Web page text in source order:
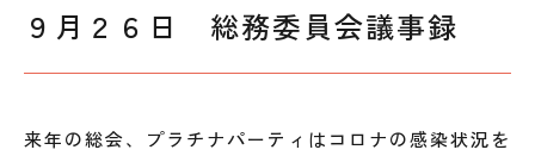
９月２６日 総務委員会議事録
来年の総会、プラチナパーティはコロナの感染状況を